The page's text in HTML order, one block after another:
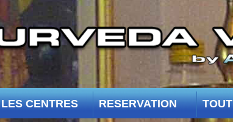
LES CENTRES RESERVATION